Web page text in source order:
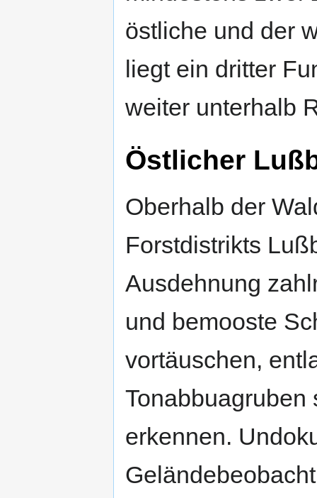
östliche und der
liegt ein dritter
weiter unterhalb
Östlicher
Oberhalb der
Forstdistrikts
Ausdehnung
und bemooste
vortäuschen,
Tonabbuagruben
erkennen.